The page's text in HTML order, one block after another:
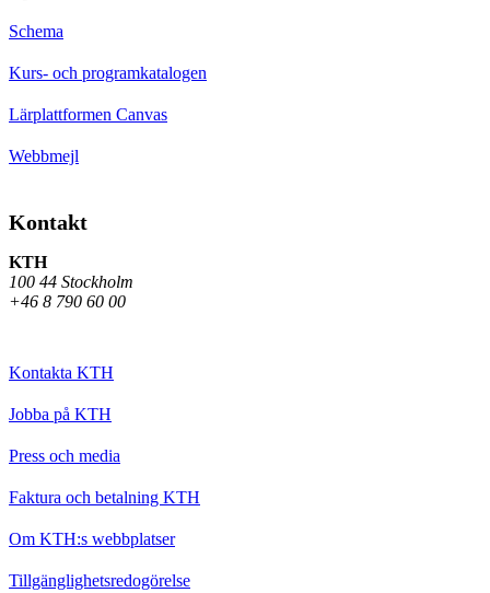
Schema
Kurs- och programkatalogen
Lärplattformen Canvas
Webbmejl
Kontakt
KTH
100 44 Stockholm
+46 8 790 60 00
Kontakta KTH
Jobba på KTH
Press och media
Faktura och betalning KTH
Om KTH:s webbplatser
Tillgänglighetsredogörelse